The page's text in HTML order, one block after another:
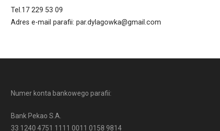
Tel.17 229 53 09
Adres e-mail parafii: par.dylagowka@gmail.com
Numer konta bankowego parafii:
Bank Pekao S.A.
33 1240 4751 1111 0011 0158 9814